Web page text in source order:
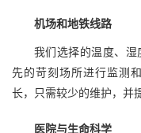
机场和地铁线路
我们选择的温度、
先的苛刻场所进行监测
长，只需较少的维护，并
医院与生命科学